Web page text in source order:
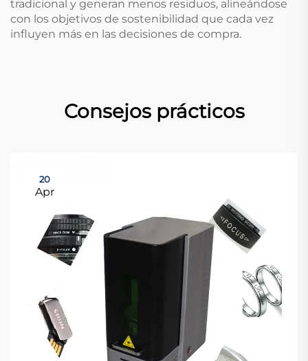
tradicional y generan menos residuos, alineándose
con los objetivos de sostenibilidad que cada vez
influyen más en las decisiones de compra.
Consejos prácticos
20
Apr